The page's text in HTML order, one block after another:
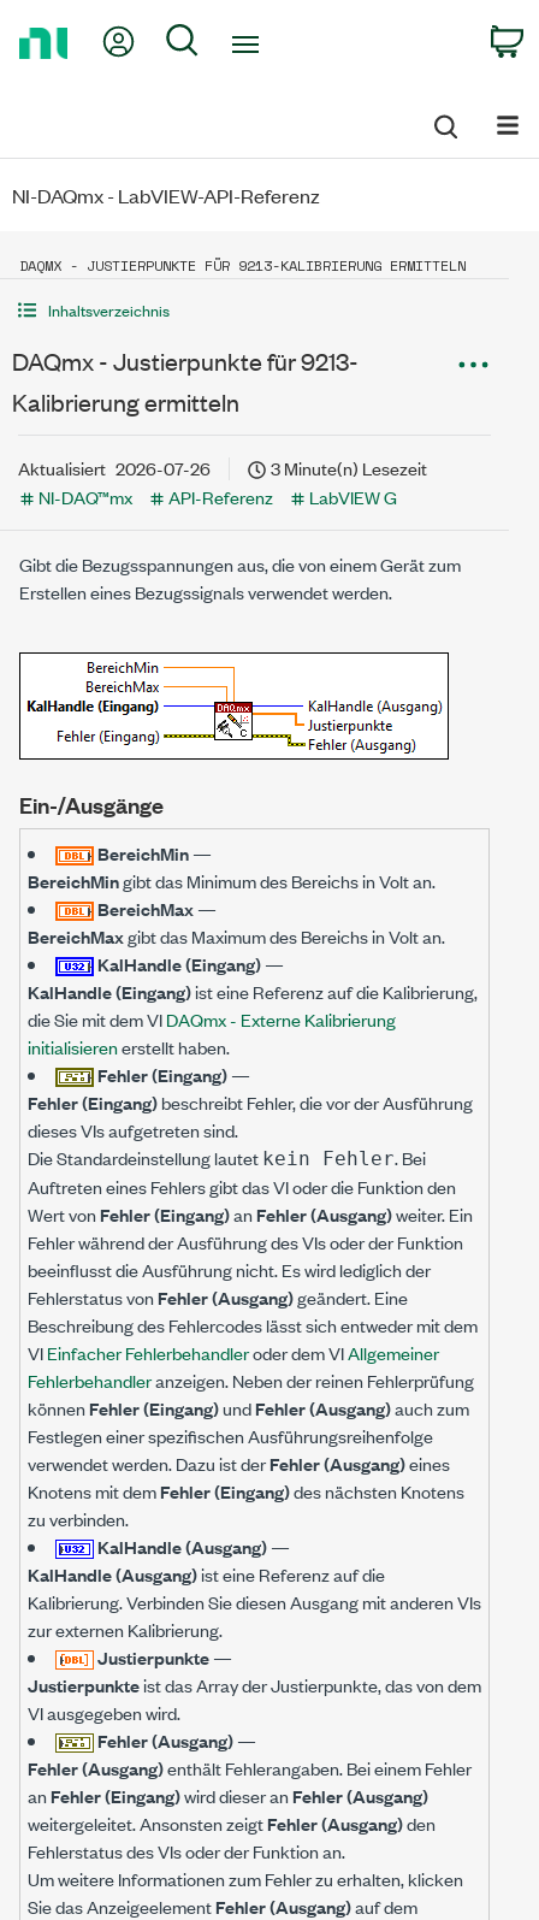
My Account
Search
NI-DAQmx - LabVIEW-API-Referenz
DAQMX - JUSTIERPUNKTE FÜR 9213-KALIBRIERUNG ERMITTELN
Inhaltsverzeichnis
DAQmx - Justierpunkte für 9213-
Kalibrierung ermitteln
Aktualisiert 2026-07-26
3 Minute(n) Lesezeit
NI-DAQ™mx
API-Referenz LabVIEW G
Gibt die Bezugsspannungen aus, die von einem Gerät zum
Erstellen eines Bezugssignals verwendet werden.
Ein-/Ausgänge
BereichMin—
BereichMingibt das Minimum des Bereichs in Volt an.
BereichMax—
BereichMaxgibt das Maximum des Bereichs in Volt an.
KalHandle (Eingang)—
KalHandle (Eingang)ist eine Referenz auf die Kalibrierung,
die Sie mit dem VIDAQmx - Externe Kalibrierung
initialisierenerstellt haben.
Fehler (Eingang)—
Fehler (Eingang)beschreibt Fehler, die vor der Ausführung
dieses VIs aufgetreten sind.
Die Standardeinstellung lautet kein Fehler. Bei
Auftreten eines Fehlers gibt das VI oder die Funktion den
Wert vonFehler (Eingang)anFehler (Ausgang)weiter. Ein
Fehler während der Ausführung des VIs oder der Funktion
beeinflusst die Ausführung nicht. Es wird lediglich der
Fehlerstatus vonFehler (Ausgang)geändert. Eine
Beschreibung des Fehlercodes lässt sich entweder mit dem
VIEinfacher Fehlerbehandleroder dem VIAllgemeiner
Fehlerbehandleranzeigen. Neben der reinen Fehlerprüfung
könnenFehler (Eingang)undFehler (Ausgang)auch zum
Festlegen einer spezifischen Ausführungsreihenfolge
verwendet werden. Dazu ist derFehler (Ausgang)eines
Knotens mit demFehler (Eingang)des nächsten Knotens
zu verbinden.
KalHandle (Ausgang)—
KalHandle (Ausgang)ist eine Referenz auf die
Kalibrierung. Verbinden Sie diesen Ausgang mit anderen VIs
zur externen Kalibrierung.
Justierpunkte—
Justierpunkteist das Array der Justierpunkte, das von dem
VI ausgegeben wird.
Fehler (Ausgang)—
Fehler (Ausgang)enthält Fehlerangaben. Bei einem Fehler
anFehler (Eingang)wird dieser anFehler (Ausgang)
weitergeleitet. Ansonsten zeigtFehler (Ausgang)den
Fehlerstatus des VIs oder der Funktion an.
Um weitere Informationen zum Fehler zu erhalten, klicken
Sie das AnzeigeelementFehler (Ausgang)auf dem